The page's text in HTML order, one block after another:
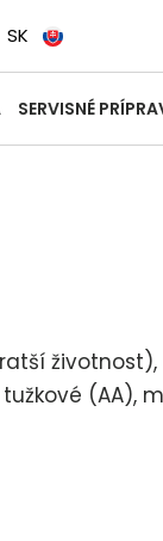
SK
SERVISNÉ
(AA),